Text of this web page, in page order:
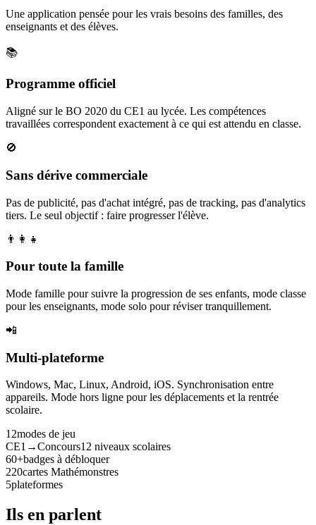
Une application pensée pour les vrais besoins des familles, des
enseignants et des élèves.
📚
Programme officiel
Aligné sur le BO 2020 du CE1 au lycée. Les compétences
travaillées correspondent exactement à ce qui est attendu en classe.
🚫
Sans dérive commerciale
Pas de publicité, pas d'achat intégré, pas de tracking, pas d'analytics
tiers. Le seul objectif : faire progresser l'élève.
👨‍👩‍👧
Pour toute la famille
Mode famille pour suivre la progression de ses enfants, mode classe
pour les enseignants, mode solo pour réviser tranquillement.
📲
Multi-plateforme
Windows, Mac, Linux, Android, iOS. Synchronisation entre
appareils. Mode hors ligne pour les déplacements et la rentrée
scolaire.
12modes de jeu
CE1→Concours12 niveaux scolaires
60+badges à débloquer
220cartes Mathémonstres
5plateformes
Ils en parlent